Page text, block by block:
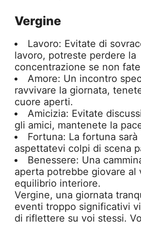
Vergine
Lavoro: Evitate di
lavoro, potreste perdere la
concentrazione se non
Amore: Un incontro
ravvivare la giornata,
cuore aperti.
Amicizia: Evitate
gli amici, mantenete la
Fortuna: La fortuna
aspettatevi colpi di scena
Benessere: Una
aperta potrebbe giovare al
equilibrio interiore.
Vergine, una giornata
eventi troppo significativi
di riflettere su voi stessi.